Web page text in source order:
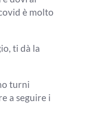
è molto
ti dà la
turni
a seguire i